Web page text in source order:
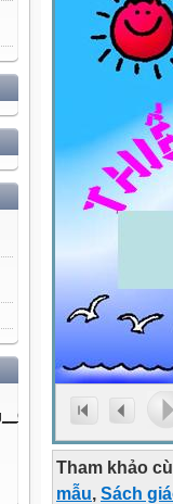
Tham khảo
mẫu, Sách